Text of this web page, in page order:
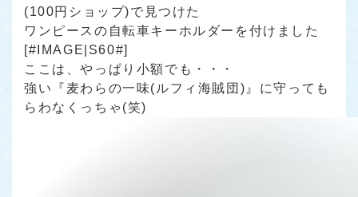
(100円ショップ)で見つけた
ワンピースの自転車キーホルダーを付けました
[#IMAGE|S60#]
ここは、やっぱり小額でも・・・
強い『麦わらの一味(ルフィ海賊団)』に守っても
らわなくっちゃ(笑)